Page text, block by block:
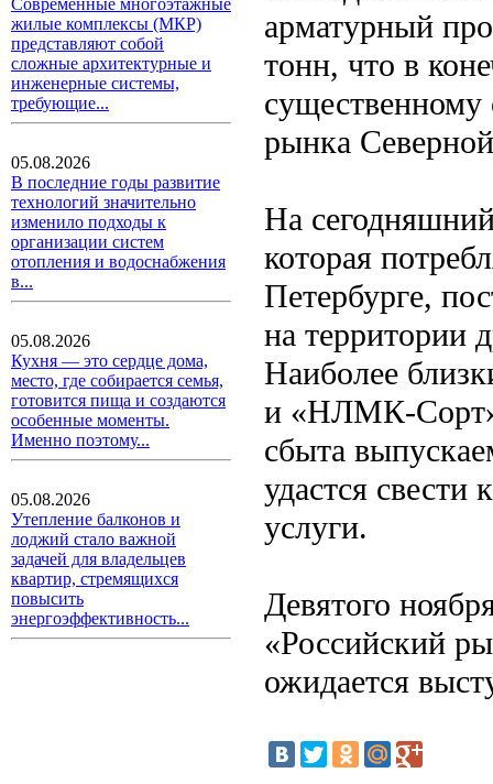
Современные многоэтажные
жилые комплексы (МКР)
представляют собой
сложные архитектурные и
инженерные системы,
требующие...
05.08.2026
В последние годы развитие
технологий значительно
изменило подходы к
организации систем
отопления и водоснабжения
в...
05.08.2026
Кухня — это сердце дома,
место, где собирается семья,
готовится пища и создаются
особенные моменты.
Именно поэтому...
05.08.2026
Утепление балконов и
лоджий стало важной
задачей для владельцев
квартир, стремящихся
повысить
энергоэффективность...
арматурный
тонн, что в
существенному
рынка
На
которая
Петербурге,
на территории
Наиболее
и «НЛМК-
сбыта
удастся
услуги.
Девятого
«Российский
ожидается